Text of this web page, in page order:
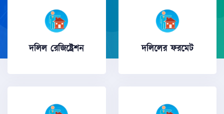
দলিল রেজিষ্ট্রেশন দলিলের ফরমেট